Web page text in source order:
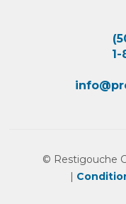
© Restigouche